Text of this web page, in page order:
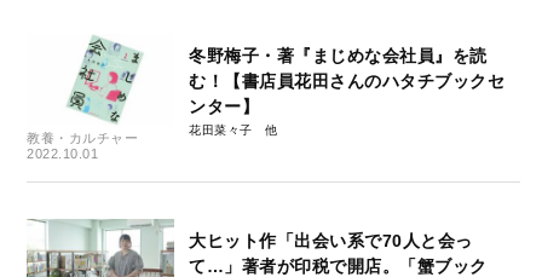
教養・カルチャー
2022.10.01
冬野梅子・著『まじめな会社員』を読
む！【書店員花田さんのハタチブックセ
ンター】
花田菜々子
大ヒット作「出会い系で70人と会っ
て…」著者が印税で開店。「蟹ブック